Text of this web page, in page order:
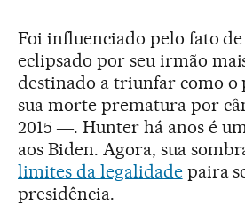
Foi influenciado pelo fato
eclipsado por seu irmão
destinado a triunfar como
sua morte prematura por
2015 ―. Hunter há anos é
aos Biden. Agora, sua
limites da legalidadepaira
presidência.